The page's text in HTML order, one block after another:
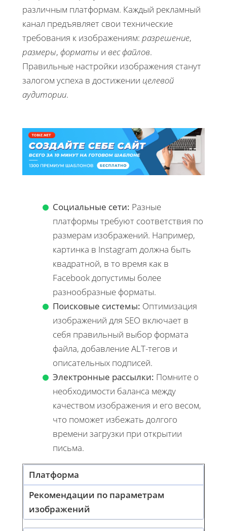
различным платформам. Каждый рекламный
канал предъявляет свои технические
требования к изображениям: разрешение,
размеры, форматы и вес файлов.
Правильные настройки изображения станут
залогом успеха в достижении целевой
аудитории.
Социальные сети: Разные
платформы требуют соответствия по
размерам изображений. Например,
картинка в Instagram должна быть
квадратной, в то время как в
Facebook допустимы более
разнообразные форматы.
Поисковые системы: Оптимизация
изображений для SEO включает в
себя правильный выбор формата
файла, добавление ALT-тегов и
описательных подписей.
Электронные рассылки: Помните о
необходимости баланса между
качеством изображения и его весом,
что поможет избежать долгого
времени загрузки при открытии
письма.
Платформа
Рекомендации по параметрам
изображений